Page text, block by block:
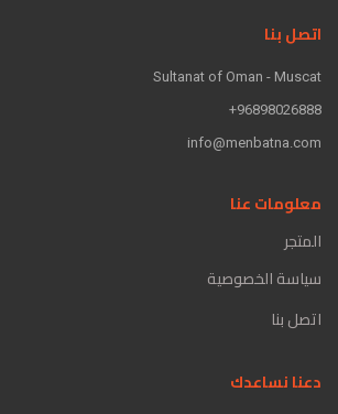
اتصل بنا
Sultanat of Oman - Muscat
96898026888+
info@menbatna.com
معلومات عنا
المتجر
سياسة الخصوصية
اتصل بنا
دعنا نساعدك